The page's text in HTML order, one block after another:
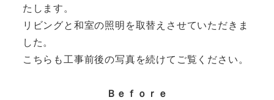
たします。
リビングと和室の照明を取替えさせていただきま
した。
こちらも工事前後の写真を続けてご覧ください。
Ｂｅｆｏｒｅ